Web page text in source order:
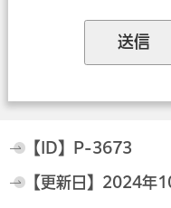
【ID】 P-3673
【更新日】 2024年